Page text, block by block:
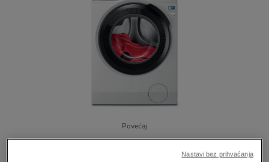
Povećaj
Nastavi bez prihvaćanja